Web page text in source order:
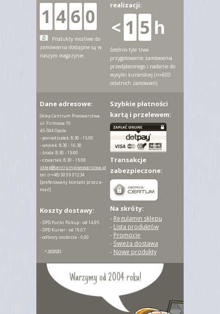
Warzymy od 2004 roku!
1 4 6 0
D
Produkty możliwe do
zamówienia dostępne są w
naszym magazynie.
realizacji:
< 1 5 h
Średnio tyle trwa
przygotowanie zamówienia
przedpłaconego i nadanie do
wysyłki kurierskiej (n=600
ostatnich zamówień).
Dane adresowe:
Sklep Centrum Piwowarstwa
ul. Firmowa 10
45-594 Opole
- poniedziałek: 8:30 - 15:00
- wtorek: 8:30 - 16:30
- środa: 8:30 - 15:00
- czwartek: 8:30 - 15:00
sklep@centrumpiwowarstwa.pl
tel.(++48) 503 9 01234
[preferowany kontakt przez e-
mail]
Szybkie płatności
kartą i przelewem:
Transakcje
zabezpieczone:
Koszty dostawy:
- DPD Punkt Pickup - od 14,95
- DPD Kurier - od 19,07
- odbiory osobiste - 0,00
» więcej
Na skróty:
- Regulamin sklepu
- Lista produktów
- Promocje
-Świeża dostawa
- Nowe produkty